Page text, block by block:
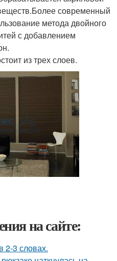
современный
метода двойного
с добавлением
из трех слоев.
на сайте:
2-3 словах.